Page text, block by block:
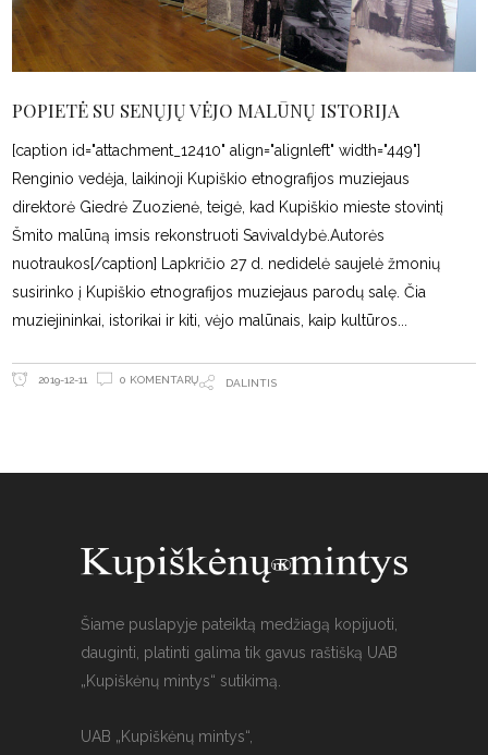
POPIETĖ SU SENŲJŲ VĖJO MALŪNŲ ISTORIJA
[caption id="attachment_12410" align="alignleft" width="449"]
Renginio vedėja, laikinoji Kupiškio etnografijos muziejaus
direktorė Giedrė Zuozienė, teigė, kad Kupiškio mieste stovintį
Šmito malūną imsis rekonstruoti Savivaldybė.Autorės
nuotraukos[/caption] Lapkričio 27 d. nedidelė saujelė žmonių
susirinko į Kupiškio etnografijos muziejaus parodų salę. Čia
muziejininkai, istorikai ir kiti, vėjo malūnais, kaip kultūros
2019-12-11 0 KOMENTARŲ DALINTIS
Šiame puslapyje pateiktą medžiagą kopijuoti,
dauginti, platinti galima tik gavus raštišką UAB
„Kupiškėnų mintys“ sutikimą.
UAB „Kupiškėnų mintys“,